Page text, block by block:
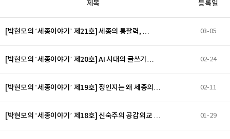
제목 등록일
[박현모의 ‘세종이야기’ 제21호] 세종의 통찰력, … 03-05
[박현모의 ‘세종이야기’ 제20호] AI 시대의 글쓰기… 02-24
[박현모의 ‘세종이야기’ 제19호] 정인지는 왜 세종의… 02-11
[박현모의 ‘세종이야기’ 제18호] 신숙주의 공감외교 … 01-29